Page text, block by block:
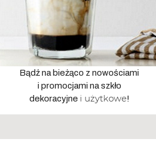
Bądź na bieżąco z nowościami
i promocjami na szkło
dekoracyjne i użytkowe!
*